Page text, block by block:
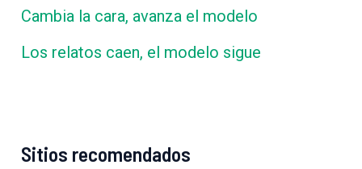
Cambia la cara, avanza el modelo
Los relatos caen, el modelo sigue
Sitios recomendados